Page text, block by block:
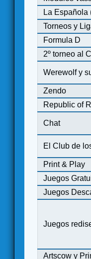
La Española
Torneos y
Formula D
2º torneo al
Werewolf y
Zendo
Republic of
Chat
El Club de
Print & Play
Juegos
Juegos
Juegos
Artscow y